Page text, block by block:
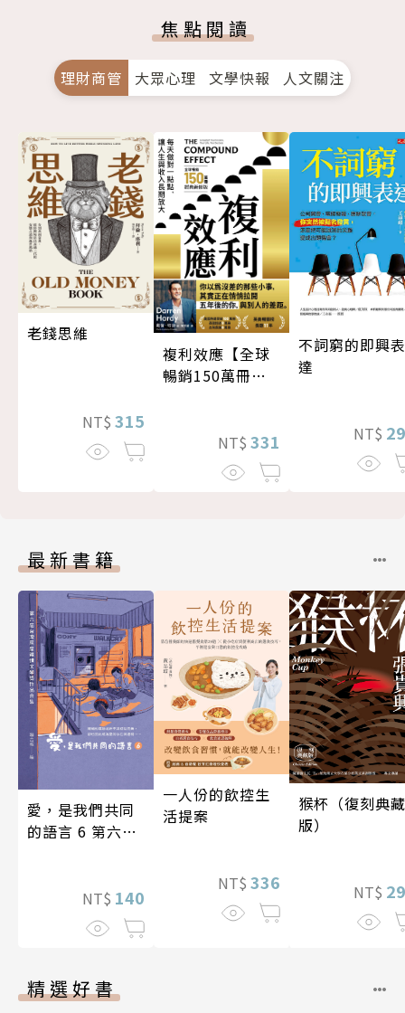
焦點閱讀
理財商管 大眾心理 文學快報 人文關注
老錢思維
NT$ 315
複利效應【全球
暢銷150萬冊・
NT$ 331
不詞窮的即興表
達
NT$
最新書籍
愛，是我們共同
的語言 6 第六屆
NT$ 140
一人份的飲控生
活提案
NT$ 336
猴杯（復刻典藏
版）
NT$
精選好書